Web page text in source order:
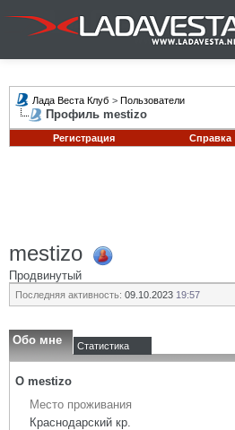
Лада Веста Клуб > Пользователи
Профиль mestizo
Регистрация Справка
mestizo
Продвинутый
Последняя активность: 09.10.2023 19:57
Обо мне Статистика
О mestizo
Место проживания
Краснодарский кр.